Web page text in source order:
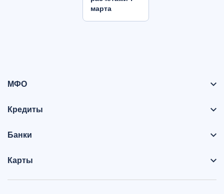
марта
МФО
Кредиты
Банки
Карты